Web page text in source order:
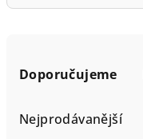
Doporučujeme
Nejprodávanější